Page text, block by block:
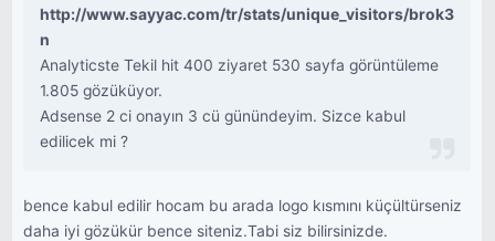
http://www.sayyac.com/tr/stats/unique_visitors/brok3
n
Analyticste Tekil hit 400 ziyaret 530 sayfa görüntüleme
1.805 gözüküyor.
Adsense 2 ci onayın 3 cü günündeyim. Sizce kabul
edilicek mi ?
bence kabul edilir hocam bu arada logo kısmını küçültürseniz
daha iyi gözükür bence siteniz.Tabi siz bilirsinizde.